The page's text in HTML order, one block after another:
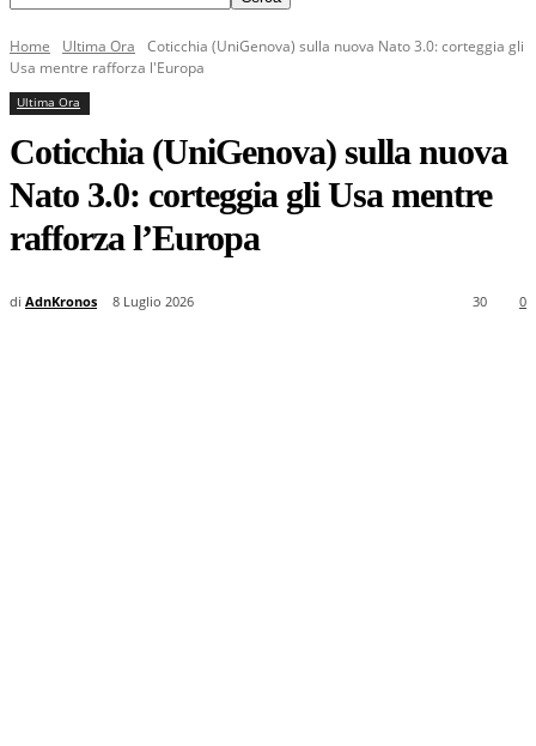
Home Ultima Ora
Coticchia (UniGenova) sulla nuova Nato 3.0: corteggia gli
Usa mentre rafforza l'Europa
Ultima Ora
Coticchia (UniGenova) sulla nuova
Nato 3.0: corteggia gli Usa mentre
rafforza l’Europa
di AdnKronos 8 Luglio 2026 0
30